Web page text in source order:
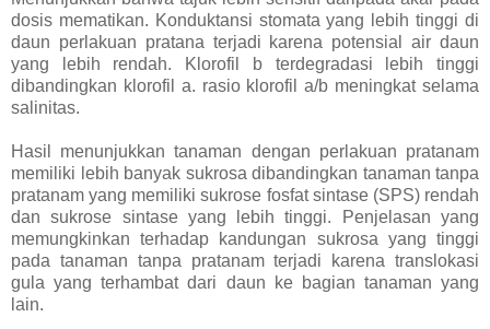
dosis mematikan. Konduktansi stomata yang lebih tinggi di
daun perlakuan pratana terjadi karena potensial air daun
yang lebih rendah. Klorofil b terdegradasi lebih tinggi
dibandingkan klorofil a. rasio klorofil a/b meningkat selama
salinitas.
Hasil menunjukkan tanaman dengan perlakuan pratanam
memiliki lebih banyak sukrosa dibandingkan tanaman tanpa
pratanam yang memiliki sukrose fosfat sintase (SPS) rendah
dan sukrose sintase yang lebih tinggi. Penjelasan yang
memungkinkan terhadap kandungan sukrosa yang tinggi
pada tanaman tanpa pratanam terjadi karena translokasi
gula yang terhambat dari daun ke bagian tanaman yang
lain.